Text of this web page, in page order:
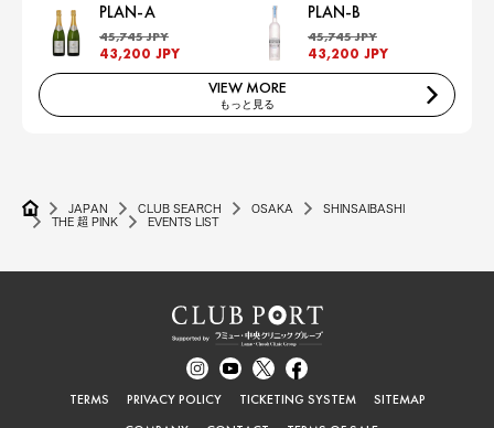
PLAN-A
45,745 JPY
43,200 JPY
PLAN-B
45,745 JPY
43,200 JPY
VIEW MORE
もっと見る
JAPAN CLUB SEARCH OSAKA
SHINSAIBASHI
THE 超 PINK
EVENTS LIST
TERMS PRIVACY POLICY TICKETING SYSTEM
SITEMAP